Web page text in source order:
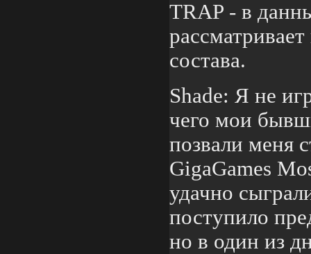
TRAP - в
состава.
Shade: Я не
чего мои
позвали меня
GigaGames
удачно
поступило
но в один из